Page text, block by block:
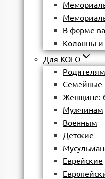
В форме
Колонны и
Для КОГО
Родителям
Семейные
Женщине:
Мужчинам
Военным
Детские
Еврейские